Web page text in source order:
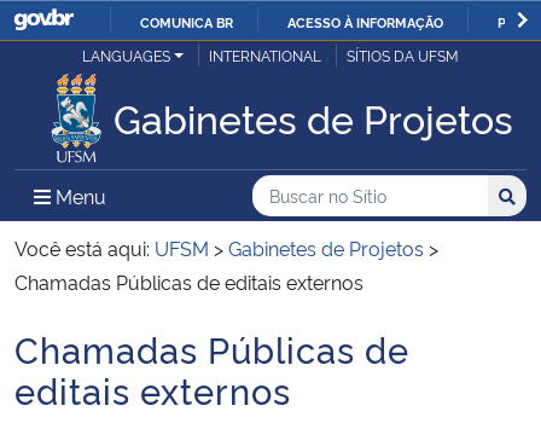
IR
O
COMUNICA BR ACESSO À INFORMAÇÃO
Ministério da Justiça e Segurança Pública
Ministério da Defesa
Ministério das Relações Exteriores
Ministério da Infraestrutura
LANGUAGES INTERNATIONAL SÍTIOS DA UFSM
Gabinetes de Projetos
Menu Menu Principal do Sítio
Busca
Buscar no no Sítio
Busca:
Você está aqui: UFSM >Gabinetes de Projetos >
Chamadas Públicas de editais externos
Início do conteúdo
Chamadas Públicas de
editais externos